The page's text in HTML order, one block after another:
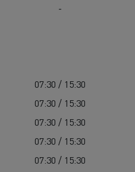
-
07:30 / 15:30
07:30 / 15:30
07:30 / 15:30
07:30 / 15:30
07:30 / 15:30